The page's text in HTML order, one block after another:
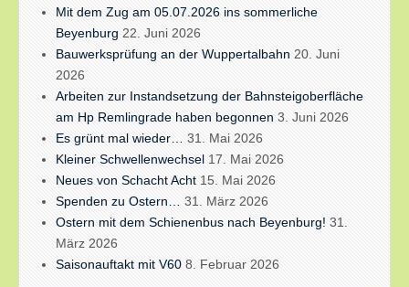
Mit dem Zug am 05.07.2026 ins sommerliche
Beyenburg 22. Juni 2026
Bauwerksprüfung an der Wuppertalbahn 20. Juni
2026
Arbeiten zur Instandsetzung der Bahnsteigoberfläche
am Hp Remlingrade haben begonnen 3. Juni 2026
Es grünt mal wieder…
31. Mai 2026
Kleiner Schwellenwechsel 17. Mai 2026
Neues von Schacht Acht 15. Mai 2026
Spenden zu Ostern…
31. März 2026
Ostern mit dem Schienenbus nach Beyenburg! 31.
März 2026
Saisonauftakt mit V60 8. Februar 2026